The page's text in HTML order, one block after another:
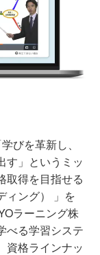
びを革新し、
す」というミッ
取得を目指せる
ィング） 」を
ラーニング株
べる学習システ
資格ラインナッ